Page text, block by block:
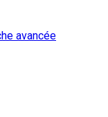
avancée